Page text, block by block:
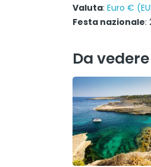
Valuta: Euro €
Festa nazionale:
Da